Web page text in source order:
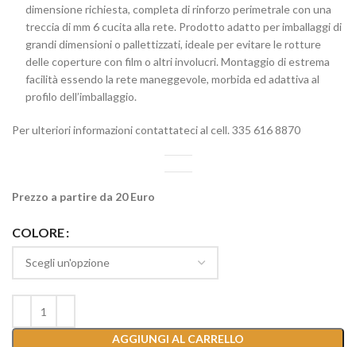
dimensione richiesta, completa di rinforzo perimetrale con una
treccia di mm 6 cucita alla rete. Prodotto adatto per imballaggi di
grandi dimensioni o pallettizzati, ideale per evitare le rotture
delle coperture con film o altri involucri. Montaggio di estrema
facilità essendo la rete maneggevole, morbida ed adattiva al
profilo dell’imballaggio.
Per ulteriori informazioni contattateci al cell. 335 616 8870
Prezzo a partire da 20 Euro
COLORE
AGGIUNGI AL CARRELLO